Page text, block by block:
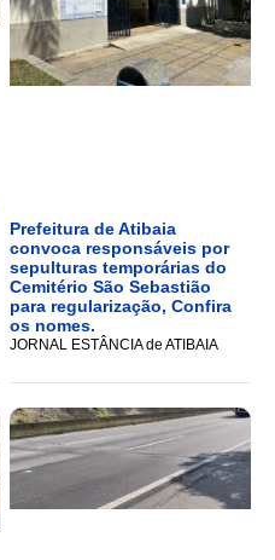
Prefeitura de Atibaia
convoca responsáveis por
sepulturas temporárias do
Cemitério São Sebastião
para regularização, Confira
os nomes.
JORNAL ESTÂNCIA de ATIBAIA